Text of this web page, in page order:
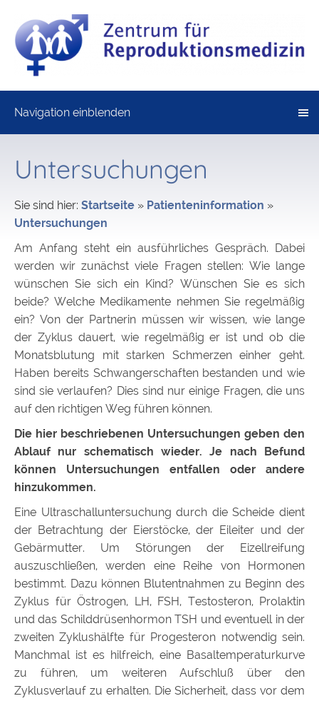
Navigation einblenden
Untersuchungen
Sie sind hier: Startseite » Patienteninformation »
Untersuchungen
Am Anfang steht ein ausführliches Gespräch. Dabei
werden wir zunächst viele Fragen stellen: Wie lange
wünschen Sie sich ein Kind? Wünschen Sie es sich
beide? Welche Medikamente nehmen Sie regelmäßig
ein? Von der Partnerin müssen wir wissen, wie lange
der Zyklus dauert, wie regelmäßig er ist und ob die
Monatsblutung mit starken Schmerzen einher geht.
Haben bereits Schwangerschaften bestanden und wie
sind sie verlaufen? Dies sind nur einige Fragen, die uns
auf den richtigen Weg führen können.
Die hier beschriebenen Untersuchungen geben den
Ablauf nur schematisch wieder. Je nach Befund
können Untersuchungen entfallen oder andere
hinzukommen.
Eine Ultraschalluntersuchung durch die Scheide dient
der Betrachtung der Eierstöcke, der Eileiter und der
Gebärmutter. Um Störungen der Eizellreifung
auszuschließen, werden eine Reihe von Hormonen
bestimmt. Dazu können Blutentnahmen zu Beginn des
Zyklus für Östrogen, LH, FSH, Testosteron, Prolaktin
und das Schilddrüsenhormon TSH und eventuell in der
zweiten Zyklushälfte für Progesteron notwendig sein.
Manchmal ist es hilfreich, eine Basaltemperaturkurve
zu führen, um weiteren Aufschluß über den
Zyklusverlauf zu erhalten. Die Sicherheit, dass vor dem